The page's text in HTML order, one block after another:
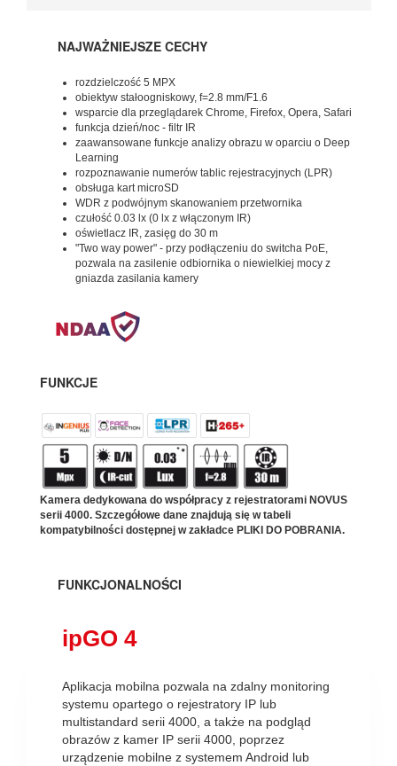
NAJWAŻNIEJSZE CECHY
rozdzielczość 5 MPX
obiektyw stałoogniskowy, f=2.8 mm/F1.6
wsparcie dla przeglądarek Chrome, Firefox, Opera, Safari
funkcja dzień/noc - filtr IR
zaawansowane funkcje analizy obrazu w oparciu o Deep
Learning
rozpoznawanie numerów tablic rejestracyjnych (LPR)
obsługa kart microSD
WDR z podwójnym skanowaniem przetwornika
czułość 0.03 lx (0 lx z włączonym IR)
oświetlacz IR, zasięg do 30 m
"Two way power" - przy podłączeniu do switcha PoE,
pozwala na zasilenie odbiornika o niewielkiej mocy z
gniazda zasilania kamery
FUNKCJE
Kamera dedykowana do współpracy z rejestratorami NOVUS
serii 4000. Szczegółowe dane znajdują się w tabeli
kompatybilności dostępnej w zakładce PLIKI DO POBRANIA.
FUNKCJONALNOŚCI
ipGO 4
Aplikacja mobilna pozwala na zdalny monitoring
systemu opartego o rejestratory IP lub
multistandard serii 4000, a także na podgląd
obrazów z kamer IP serii 4000, poprzez
urządzenie mobilne z systemem Android lub